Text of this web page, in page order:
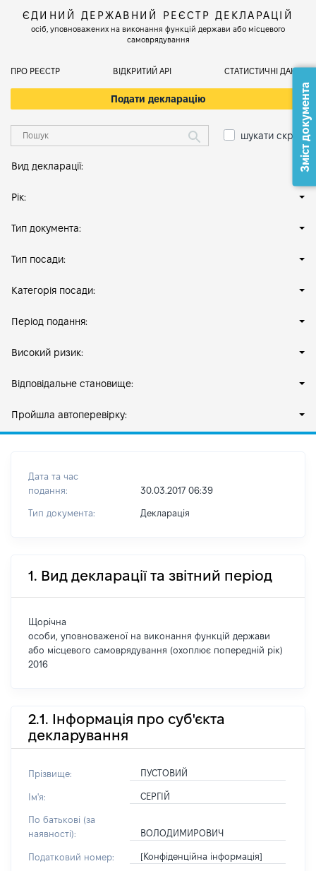
ЄДИНИЙ ДЕРЖАВНИЙ РЕЄСТР ДЕКЛАРАЦІЙ
осіб, уповноважених на виконання функцій держави або місцевого
самоврядування
ПРО РЕЄСТР ВІДКРИТИЙ АРІ СТАТИСТИЧНІ ДАНІ
Подати декларацію
шукати скрізь
Вид декларації:
Рік:
Тип документа:
Тип посади:
Категорія посади:
Період подання:
Високий ризик:
Відповідальне становище:
Пройшла автоперевірку:
Дата та час
подання:
30.03.2017 06:39
Тип документа: Декларація
1. Вид декларації та звітний період
Щорічна
особи, уповноваженої на виконання функцій держави
або місцевого самоврядування (охоплює попередній рік)
2016
2.1. Інформація про суб'єкта
декларування
Прізвище: ПУСТОВИЙ
Ім'я: СЕРГІЙ
По батькові (за
наявності):
ВОЛОДИМИРОВИЧ
Податковий номер: [Конфіденційна інформація]
Зміст документа